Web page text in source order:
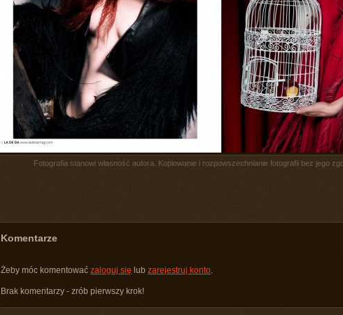
Fotografia stanowi własność autora. Kopiowanie i rozpowszechnianie fotografii bez jego
Komentarze
Żeby móc komentować zaloguj się lub zarejestruj konto.
Brak komentarzy - zrób pierwszy krok!